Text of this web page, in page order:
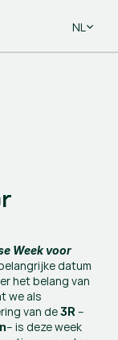
Select
NL
Week voor
datum
het belang van
we als
van de 3R –
– is deze week